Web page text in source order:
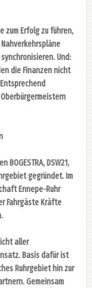
zum Erfolg zu führen,
Und:
die Finanzen nicht
DSW21,
gegründet. Im
Ennepe-Ruhr
Fahrgäste Kräfte
aller
Basis dafür ist
Ruhrgebiet hin zur
Gemeinsam